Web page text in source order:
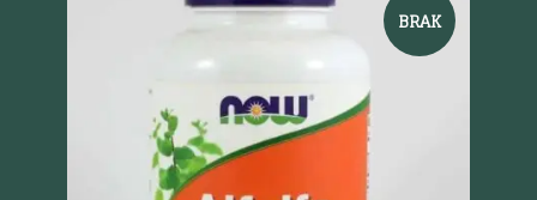
BRAK
Szybki podgląd